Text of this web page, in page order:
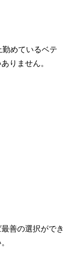
めているベテ
りません。
善の選択ができ